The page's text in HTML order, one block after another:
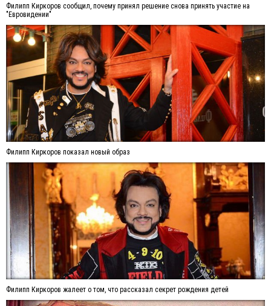
Филипп Киркоров сообщил, почему принял решение снова принять участие на
"Евровидении"
Филипп Киркоров показал новый образ
Филипп Киркоров жалеет о том, что рассказал секрет рождения детей